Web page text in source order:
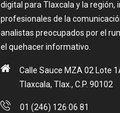
digital para Tlaxcala y la región,
profesionales de la
analistas preocupados por el
el quehacer informativo.
Calle Sauce MZA 02 Lote
Tlaxcala, Tlax., C.P. 90102
01 (246) 126 06 81